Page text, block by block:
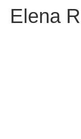
Elena